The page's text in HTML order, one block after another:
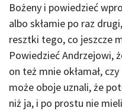
Bożeny i powiedzieć
albo skłamie po raz
resztki tego, co jeszcze
Powiedzieć Andrzejowi,
on też mnie okłamał,
może oboje uznali, że
niż ja, i po prostu nie